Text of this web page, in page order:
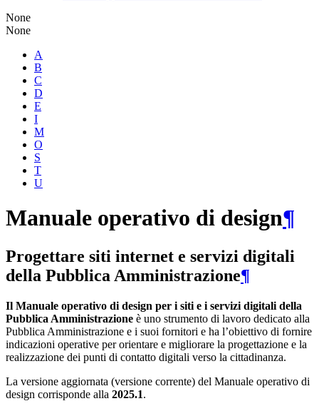
None
None
A
B
C
D
E
I
M
O
S
T
U
Manuale operativo di design¶
Progettare siti internet e servizi digitali
della Pubblica Amministrazione¶
Il Manuale operativo di design per i siti e i servizi digitali della
Pubblica Amministrazione è uno strumento di lavoro dedicato alla
Pubblica Amministrazione e i suoi fornitori e ha l’obiettivo di fornire
indicazioni operative per orientare e migliorare la progettazione e la
realizzazione dei punti di contatto digitali verso la cittadinanza.
La versione aggiornata (versione corrente) del Manuale operativo di
design corrisponde alla 2025.1.